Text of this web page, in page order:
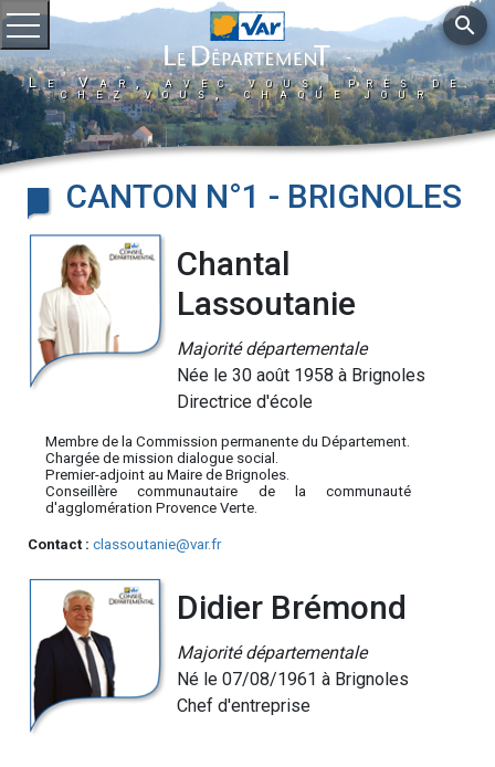
Ouvrir le menu
Le Var, avec vous, près de
chez vous, chaque jour
search
CANTON N°1 - BRIGNOLES
Chantal
Lassoutanie
Majorité départementale
Née le 30 août 1958 à Brignoles
Directrice d'école
Membre de la Commission permanente du Département.
Chargée de mission dialogue social.
Premier-adjoint au Maire de Brignoles.
Conseillère communautaire de la communauté
d'agglomération Provence Verte.
Contact : classoutanie@var.fr
Didier Brémond
Majorité départementale
Né le 07/08/1961 à Brignoles
Chef d'entreprise